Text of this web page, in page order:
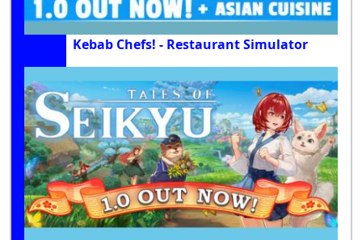
Kebab Chefs! - Restaurant Simulator